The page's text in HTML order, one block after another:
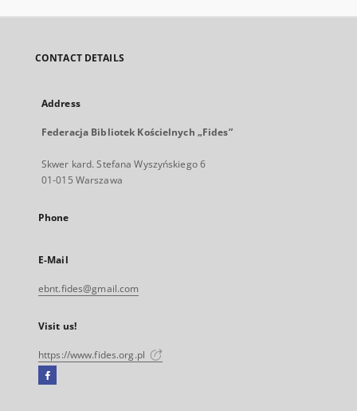
CONTACT DETAILS
Address
Federacja Bibliotek Kościelnych „Fides”
Skwer kard. Stefana Wyszyńskiego 6
01-015 Warszawa
Phone
E-Mail
ebnt.fides@gmail.com
Visit us!
https://www.fides.org.pl
Facebook